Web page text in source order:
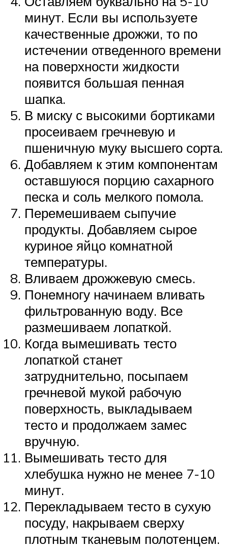
минут. Если вы используете
качественные дрожжи, то по
истечении отведенного времени
на поверхности жидкости
появится большая пенная
шапка.
В миску с высокими бортиками
просеиваем гречневую и
пшеничную муку высшего сорта.
Добавляем к этим компонентам
оставшуюся порцию сахарного
песка и соль мелкого помола.
Перемешиваем сыпучие
продукты. Добавляем сырое
куриное яйцо комнатной
температуры.
Вливаем дрожжевую смесь.
Понемногу начинаем вливать
фильтрованную воду. Все
размешиваем лопаткой.
Когда вымешивать тесто
лопаткой станет
затруднительно, посыпаем
гречневой мукой рабочую
поверхность, выкладываем
тесто и продолжаем замес
вручную.
Вымешивать тесто для
хлебушка нужно не менее 7-10
минут.
Перекладываем тесто в сухую
посуду, накрываем сверху
плотным тканевым полотенцем.